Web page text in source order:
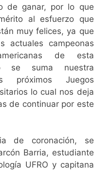
de ganar, por lo que
al esfuerzo que
muy felices, ya que
actuales campeonas
de esta
se suma nuestra
próximos Juegos
lo cual nos deja
de continuar por este
de coronación, se
Barria, estudiante
UFRO y capitana